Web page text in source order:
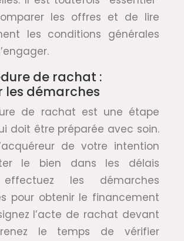
les offres et de lire
les conditions générales
de rachat :
les démarches
de rachat est une étape
doit être préparée avec soin.
de votre intention
le bien dans les délais
effectuez les démarches
pour obtenir le financement
l’acte de rachat devant
le temps de vérifier